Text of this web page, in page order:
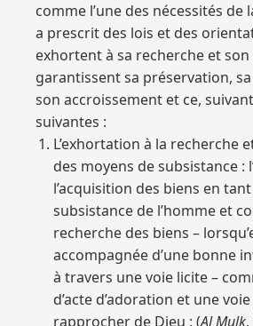
comme l’une des nécessités de
a prescrit des lois et des
exhortent à sa recherche et
garantissent sa préservation,
son accroissement et ce,
suivantes :
L’exhortation à la recherche
des moyens de subsistance :
l’acquisition des biens en
subsistance de l’homme et
recherche des biens –
accompagnée d’une bonne
à travers une voie licite –
d’acte d’adoration et une
rapprocher de Dieu : (Al Mulk